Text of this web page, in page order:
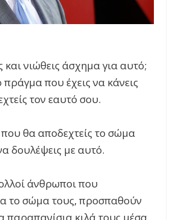
και νιώθεις άσχημα για αυτό;
που έχεις να κάνεις
τον εαυτό σου.
θα αποδεχτείς το σώμα
δουλέψεις με αυτό.
άνθρωποι που
το σώμα τους, προσπαθούν
παραπανίσια κιλά τους μέσα